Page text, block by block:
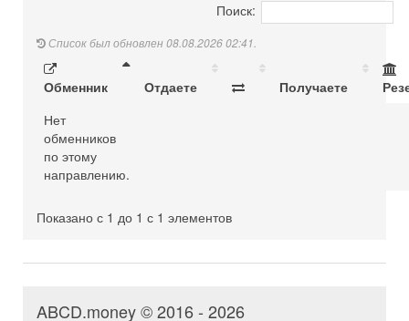
Поиск:
Список был обновлен 08.08.2026 02:41.
Обменник Отдаете Получаете
Нет
обменников
по этому
направлению.
Показано с 1 до 1 с 1 элементов
ABCD.money © 2016 - 2026